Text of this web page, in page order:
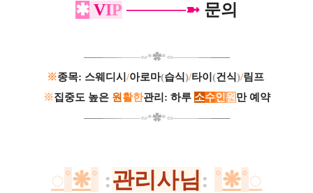
✱ VIP ─────➼ 문의
─────────∽*✿*∽─────────
※종목: 스웨디시 /아로마(습식)/타이 (건식)/림프.
※집중도 높은 원 활한관리: 하루 소수인 원 만 예약
─────────∽*✿*∽─────────
◌˚❋˚ :관리사님: ˚❋˚◌